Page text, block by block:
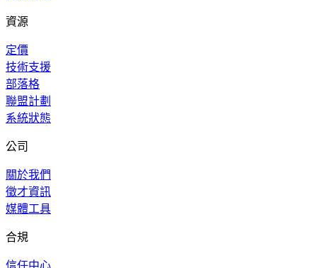
資源
定價
技術支援
部落格
聯盟計劃
系統狀態
公司
關於我們
徵才資訊
媒體工具
合規
信任中心